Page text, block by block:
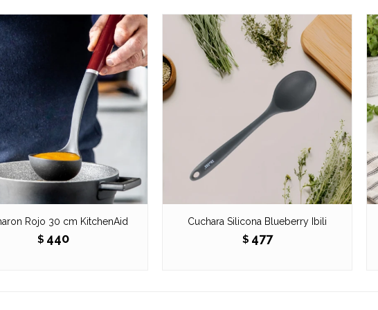
Rojo 30 cm KitchenAid
$ 440
Cuchara Silicona Blueberry Ibili
$ 477